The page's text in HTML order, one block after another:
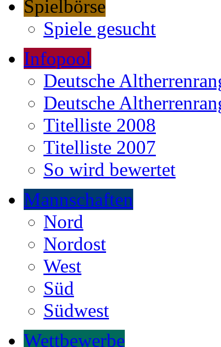
Spielbörse
Spiele gesucht
Infopool
Deutsche
Deutsche
Titelliste 2008
Titelliste 2007
So wird bewertet
Mannschaften
Nord
Nordost
West
Süd
Südwest
Wettbewerbe